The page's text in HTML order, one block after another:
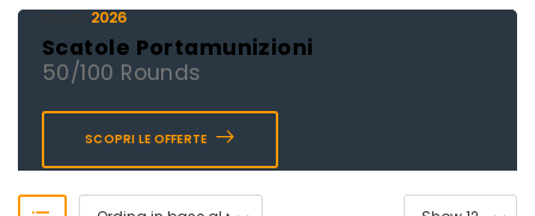
2026
Scatole Portamunizioni
50/100 Rounds
SCOPRI LE OFFERTE